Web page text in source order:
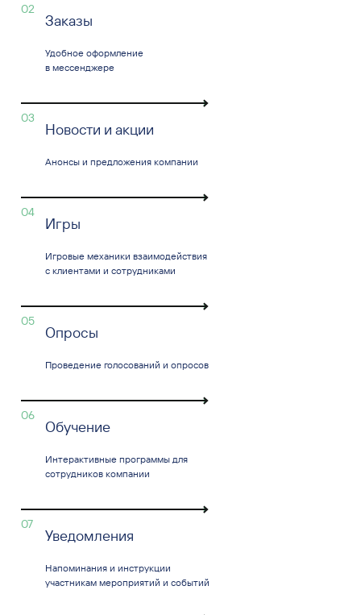
02
Заказы
Удобное оформление
в мессенджере
03
Новости и акции
Анонсы и предложения компании
04
Игры
Игровые механики взаимодействия
с клиентами и сотрудниками
05
Опросы
Проведение голосований и опросов
06
Обучение
Интерактивные программы для
сотрудников компании
07
Уведомления
Напоминания и инструкции
участникам мероприятий и событий